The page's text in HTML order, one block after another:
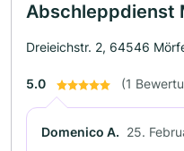
Abschleppdienst
Dreieichstr. 2, 64546
5.0 (1
Domenico A. 25.